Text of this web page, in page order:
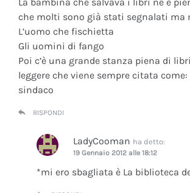
che molti sono già stati segnalati ma
L’uomo che fischietta
Gli uomini di fango
Poi c’è una grande stanza piena di
leggere che viene sempre citata
sindaco
RISPONDI
LadyCooman ha detto:
19 Gennaio 2012 alle 18:12
*mi ero sbagliata è La biblioteca